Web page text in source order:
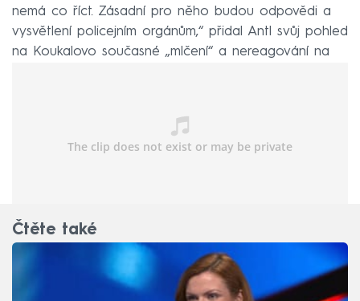
nemá co říct. Zásadní pro něho budou odpovědi a
vysvětlení policejním orgánům,“ přidal Antl svůj pohled
na Koukalovo současné „mlčení“ a nereagování na
Čtěte také